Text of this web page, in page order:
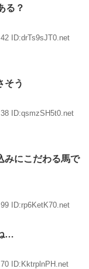
る？
ID:drTs9sJT0.net
そう
ID:qsmzSH5t0.net
みにこだわる馬で
ID:rp6KetK70.net
…
ID:KktrplnPH.net